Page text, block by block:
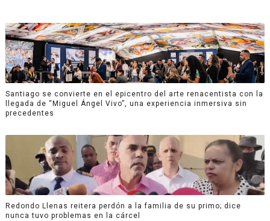
Santiago se convierte en el epicentro del arte renacentista con la
llegada de “Miguel Ángel Vivo”, una experiencia inmersiva sin
precedentes
Redondo Llenas reitera perdón a la familia de su primo; dice
nunca tuvo problemas en la cárcel